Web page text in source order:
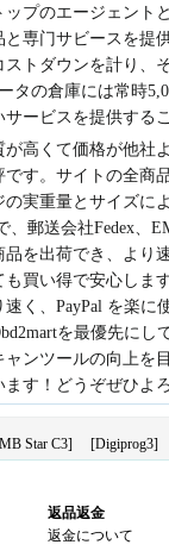
ップのエージェント
と専门サビースを提
ストダウンを計り、
タの倉庫には常時
サービスを提供する
が高くて価格が他社
です。サイトの全商
の実重量とサイズに
、郵送会社Fedex、
品を出荷でき、より
も買い得で安心しま
く、PayPal を楽に
を最優先にし
ャンツールの向上を
ます！どうぞぜひよ
Star C3] [Digiprog3]
返品返金
返金について